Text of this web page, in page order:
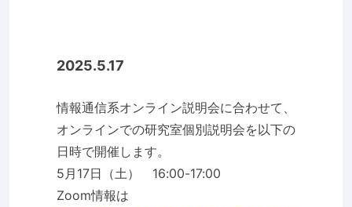
2025.5.17
情報通信系オンライン説明会に合わせて、
オンラインでの研究室個別説明会を以下の
日時で開催します。
5月17日（土） 16:00-17:00
Zoom情報は